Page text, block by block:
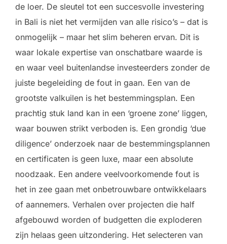
de loer. De sleutel tot een succesvolle investering
in Bali is niet het vermijden van alle risico’s – dat is
onmogelijk – maar het slim beheren ervan. Dit is
waar lokale expertise van onschatbare waarde is
en waar veel buitenlandse investeerders zonder de
juiste begeleiding de fout in gaan. Een van de
grootste valkuilen is het bestemmingsplan. Een
prachtig stuk land kan in een ‘groene zone’ liggen,
waar bouwen strikt verboden is. Een grondig ‘due
diligence’ onderzoek naar de bestemmingsplannen
en certificaten is geen luxe, maar een absolute
noodzaak. Een andere veelvoorkomende fout is
het in zee gaan met onbetrouwbare ontwikkelaars
of aannemers. Verhalen over projecten die half
afgebouwd worden of budgetten die exploderen
zijn helaas geen uitzondering. Het selecteren van